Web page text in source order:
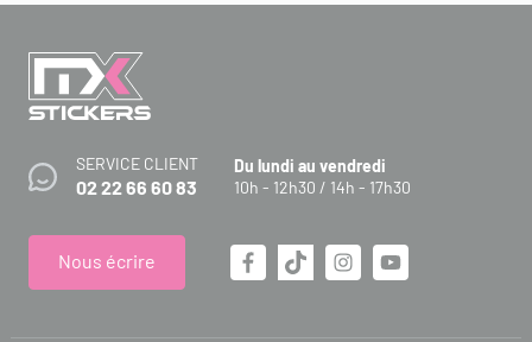
SERVICE CLIENT
02 22 66 60 83
Du lundi au vendredi
10h - 12h30 / 14h - 17h30
Nous écrire